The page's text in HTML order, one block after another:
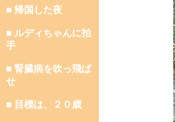
■ 帰国した夜
■ ルディちゃんに拍
手
■ 腎臓病を吹っ飛ば
せ
■ 目標は、２０歳